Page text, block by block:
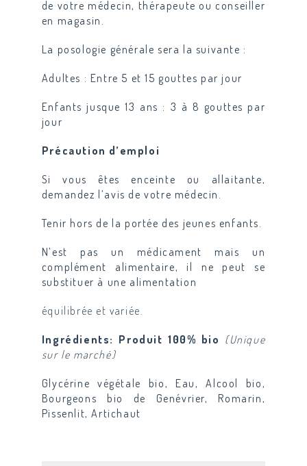
de votre médecin, thérapeute ou conseiller
en magasin.
La posologie générale sera la suivante :
Adultes : Entre 5 et 15 gouttes par jour
Enfants jusque 13 ans : 3 à 8 gouttes par
jour
Précaution d’emploi
Si vous êtes enceinte ou allaitante,
demandez l’avis de votre médecin.
Tenir hors de la portée des jeunes enfants.
N’est pas un médicament mais un
complément alimentaire, il ne peut se
substituer à une alimentation
équilibrée et variée.
Ingrédients: Produit 100% bio (Unique
sur le marché)
Glycérine végétale bio, Eau, Alcool bio,
Bourgeons bio de Genévrier, Romarin,
Pissenlit, Artichaut